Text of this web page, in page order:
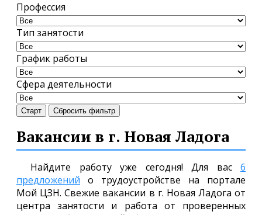
Профессия
Тип занятости
График работы
Сфера деятельности
Старт Сбросить фильтр
Вакансии в г. Новая Ладога
Найдите работу уже сегодня! Для вас 6
предложений о трудоустройстве на портале
Мой ЦЗН. Свежие вакансии в г. Новая Ладога от
центра занятости и работа от проверенных